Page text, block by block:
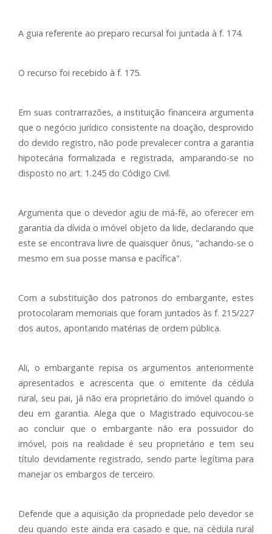
A guia referente ao preparo recursal foi juntada à f. 174.
O recurso foi recebido à f. 175.
Em suas contrarrazões, a instituição financeira argumenta
que o negócio jurídico consistente na doação, desprovido
do devido registro, não pode prevalecer contra a garantia
hipotecária formalizada e registrada, amparando-se no
disposto no art. 1.245 do Código Civil.
Argumenta que o devedor agiu de má-fé, ao oferecer em
garantia da dívida o imóvel objeto da lide, declarando que
este se encontrava livre de quaisquer ônus, "achando-se o
mesmo em sua posse mansa e pacífica".
Com a substituição dos patronos do embargante, estes
protocolaram memoriais que foram juntados às f. 215/227
dos autos, apontando matérias de ordem pública.
Ali, o embargante repisa os argumentos anteriormente
apresentados e acrescenta que o emitente da cédula
rural, seu pai, já não era proprietário do imóvel quando o
deu em garantia. Alega que o Magistrado equivocou-se
ao concluir que o embargante não era possuidor do
imóvel, pois na realidade é seu proprietário e tem seu
título devidamente registrado, sendo parte legítima para
manejar os embargos de terceiro.
Defende que a aquisição da propriedade pelo devedor se
deu quando este ainda era casado e que, na cédula rural